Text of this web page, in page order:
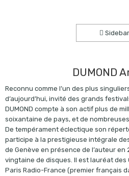
Sidebar
DUMOND
Reconnu comme l’un des plus
d’aujourd’hui, invité des grands
DUMOND compte à son actif plus de
soixantaine de pays, et de
De tempérament éclectique son
participe à la prestigieuse intégrale
de Genève en présence de l’auteur
vingtaine de disques. Il est lauréat
Paris Radio-France (premier français